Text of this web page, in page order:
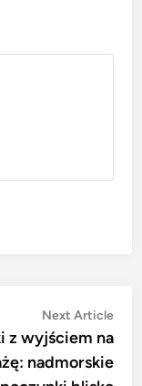
Next Article
z wyjściem na
nadmorskie